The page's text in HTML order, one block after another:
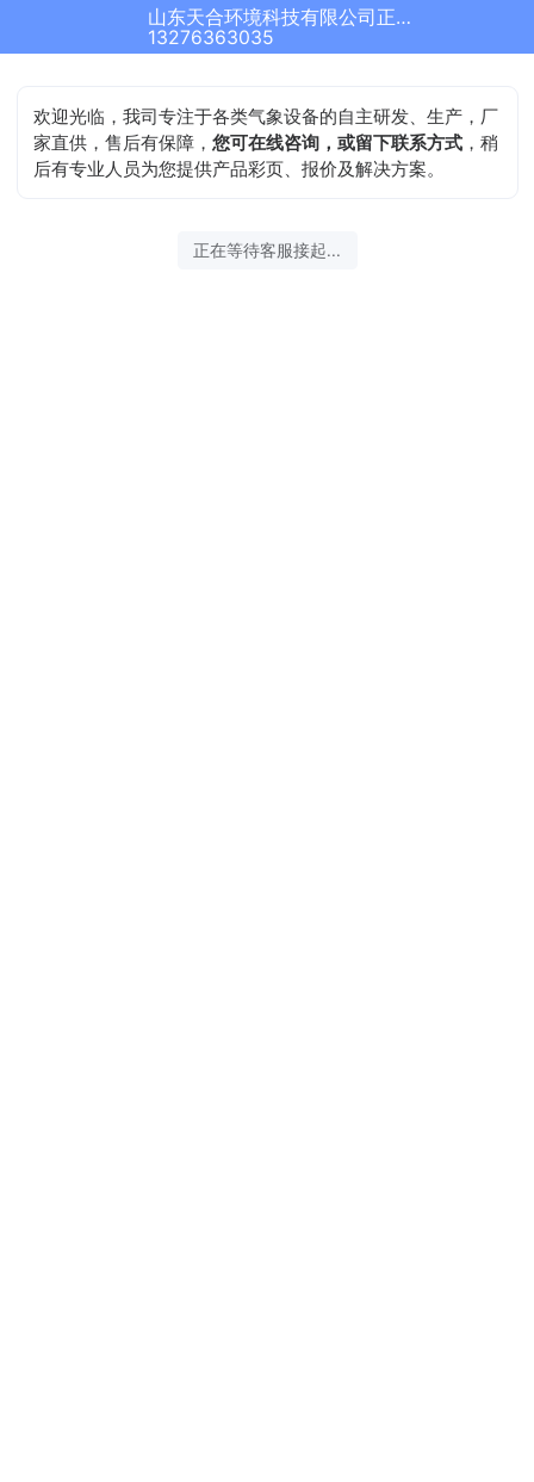
山东天合环境科技有限公司正在为您服务
13276363035
欢迎光临，我司专注于各类气象设备的自主研发、生产，厂
家直供，售后有保障，您可在线咨询，或留下联系方式 ，稍
后有专业人员为您提供产品彩页、报价及解决方案。
2026-08-07 09:22:34 开始沟通